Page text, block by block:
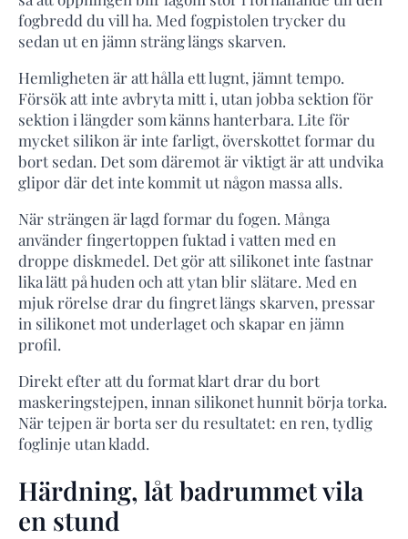
fogbredd du vill ha. Med fogpistolen trycker du
sedan ut en jämn sträng längs skarven.
Hemligheten är att hålla ett lugnt, jämnt tempo.
Försök att inte avbryta mitt i, utan jobba sektion för
sektion i längder som känns hanterbara. Lite för
mycket silikon är inte farligt, överskottet formar du
bort sedan. Det som däremot är viktigt är att undvika
glipor där det inte kommit ut någon massa alls.
När strängen är lagd formar du fogen. Många
använder fingertoppen fuktad i vatten med en
droppe diskmedel. Det gör att silikonet inte fastnar
lika lätt på huden och att ytan blir slätare. Med en
mjuk rörelse drar du fingret längs skarven, pressar
in silikonet mot underlaget och skapar en jämn
profil.
Direkt efter att du format klart drar du bort
maskeringstejpen, innan silikonet hunnit börja torka.
När tejpen är borta ser du resultatet: en ren, tydlig
foglinje utan kladd.
Härdning, låt badrummet vila
en stund